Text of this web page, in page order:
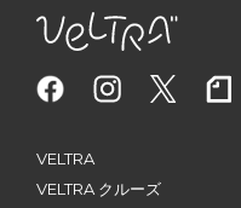
VELTRA
VELTRA クルーズ